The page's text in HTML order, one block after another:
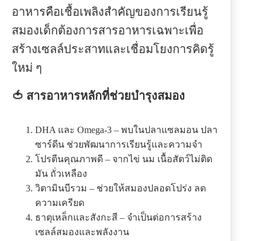
อาหารคือเชื้อเพลิงสำคัญของการเรียนรู้
สมองเด็กต้องการสารอาหารเฉพาะเพื่อ
สร้างเซลล์ประสาทและเชื่อมโยงการคิดรู้
ใหม่ ๆ
🍅 สารอาหารหลักที่ช่วยบำรุงสมอง
DHA และ Omega-3 – พบในปลาแซลมอน ปลา
ซาร์ดีน ช่วยพัฒนาการเรียนรู้และความจำ
โปรตีนคุณภาพดี – จากไข่ นม เนื้อสัตว์ไม่ติด
มัน ถั่วเหลือง
วิตามินบีรวม – ช่วยให้สมองปลอดโปร่ง ลด
ความเครียด
ธาตุเหล็กและสังกะสี – จำเป็นต่อการสร้าง
เซลล์สมองและพลังงาน